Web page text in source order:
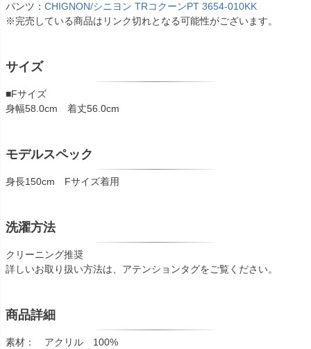
パンツ： CHIGNON/シニヨン TRコクーンPT 3654-010KK
※完売している商品はリンク切れとなる可能性がございます。
サイズ
■Fサイズ
身幅58.0cm 着丈56.0cm
モデルスペック
身長150cm Fサイズ着用
洗濯方法
クリーニング推奨
詳しいお取り扱い方法は、アテンションタグをご覧ください。
商品詳細
素材： アクリル 100%